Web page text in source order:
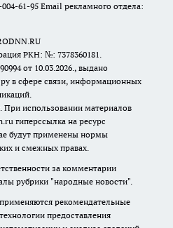
61-95 Email рекламного отдела:
РКН: №: 7378360181.
от 10.03.2026., выдано
в сфере связи, информационных
При использовании материалов
гиперссылка на ресурс
будут применены нормы
и смежных правах.
за комментарии
рубрики "народные новости".
рекомендательные
предоставления